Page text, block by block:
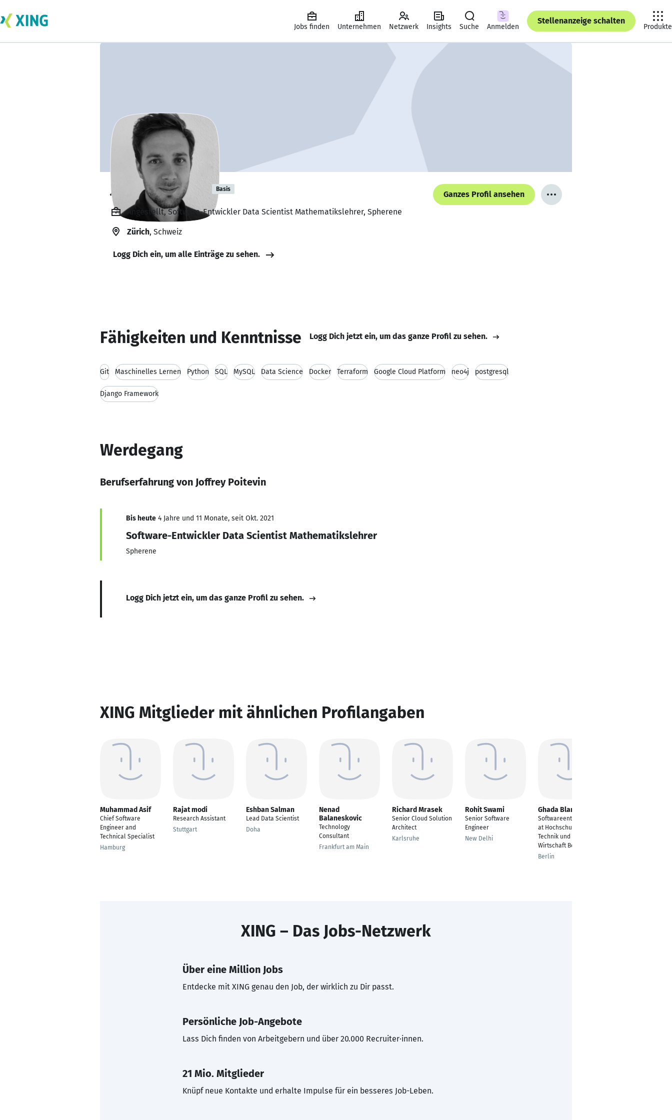
Jobs finden Unternehmen Netzwerk Insights Suche Anmelden
Stellenanzeige schalten
Produkte
Joffrey Poitevin Basis
Ganzes Profil ansehen
Angestellt, Software-Entwickler Data Scientist Mathematikslehrer, Spherene
Zürich, Schweiz
Logg Dich ein, um alle Einträge zu sehen.
Fähigkeiten und Kenntnisse Logg Dich jetzt ein, um das ganze Profil zu sehen.
Git Maschinelles Lernen Python SQL MySQL Data Science Docker Terraform Google Cloud Platform neo4j postgresql
Django Framework
Werdegang
Berufserfahrung von Joffrey Poitevin
Bis heute 4 Jahre und 11 Monate, seit Okt. 2021
Software-Entwickler Data Scientist Mathematikslehrer
Spherene
Logg Dich jetzt ein, um das ganze Profil zu sehen.
XING Mitglieder mit ähnlichen Profilangaben
Muhammad Asif
Chief Software
Engineer and
Technical Specialist
Hamburg
Rajat modi
Research Assistant
Stuttgart
Eshban Salman
Lead Data Scientist
Doha
Nenad
Balaneskovic
Technology
Consultant
Frankfurt am Main
Richard Mrasek
Senior Cloud Solution
Architect
Karlsruhe
Rohit Swami
Senior Software
Engineer
New Delhi
Ghada Blanke
Softwareentwicklerin
at Hochschule für
Technik und
Wirtschaft Berlin
Berlin
XING – Das Jobs-Netzwerk
Über eine Million Jobs
Entdecke mit XING genau den Job, der wirklich zu Dir passt.
Persönliche Job-Angebote
Lass Dich finden von Arbeitgebern und über 20.000 Recruiter·innen.
21 Mio. Mitglieder
Knüpf neue Kontakte und erhalte Impulse für ein besseres Job-Leben.